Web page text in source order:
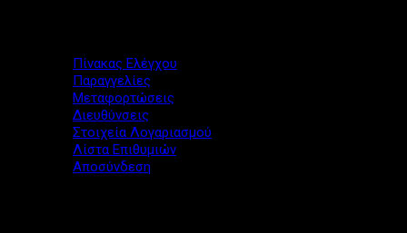
Πίνακας Ελέγχου
Παραγγελίες
Μεταφορτώσεις
Διευθύνσεις
Στοιχεία Λογαριασμού
Λίστα Επιθυμιών
Αποσύνδεση